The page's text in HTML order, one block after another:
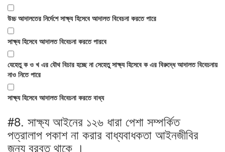
উচ্চ আদালতের নির্দেশে সাক্ষ্য হিসেবে আদালত বিবেচনা করতে পারে
সাক্ষ্য হিসেবে আদালত বিবেচনা করতে পারবে
যেহেতু ক ও খ এর যৌথ বিচার হচ্ছে না সেহেতু সাক্ষ্য হিসেবে ক এর বিরুদ্ধে আদালত বিবেচনায়
নাও নিতে পারে
সাক্ষ্য হিসেবে আদালত বিবেচনা করতে বাধ্য
#8. সাক্ষ্য আইনের ১২৬ ধারা পেশা সম্পর্কিত
পত্রালাপ পকাশ না করার বাধ্যবাধকতা আইনজীবির
জন্য বরবত থাকে ।